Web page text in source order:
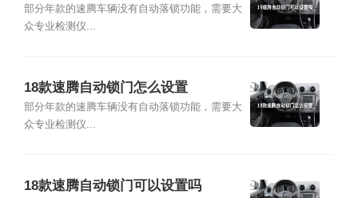
部分年款的速腾车辆没有自动落锁功能，需要大
众专业检测仪...
18款速腾自动锁门怎么设置
部分年款的速腾车辆没有自动落锁功能，需要大
众专业检测仪...
18款速腾自动锁门可以设置吗